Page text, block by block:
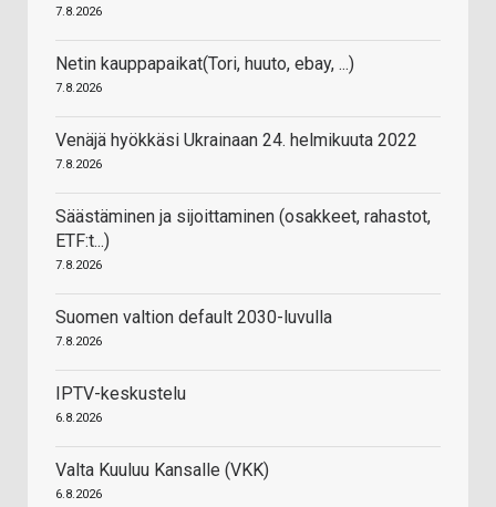
7.8.2026
Netin kauppapaikat(Tori, huuto, ebay, ...)
7.8.2026
Venäjä hyökkäsi Ukrainaan 24. helmikuuta 2022
7.8.2026
Säästäminen ja sijoittaminen (osakkeet, rahastot,
ETF:t...)
7.8.2026
Suomen valtion default 2030-luvulla
7.8.2026
IPTV-keskustelu
6.8.2026
Valta Kuuluu Kansalle (VKK)
6.8.2026